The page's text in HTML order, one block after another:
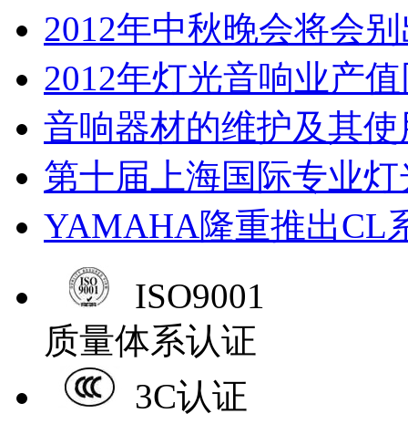
2012年中秋晚会将会
2012年灯光音响业产
音响器材的维护及其
第十届上海国际专业
YAMAHA隆重推出CL
ISO9001
质量体系认证
3C认证